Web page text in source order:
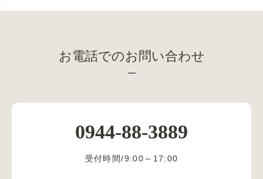
お電話でのお問い合わせ
0944-88-3889
受付時間/9:00～17:00